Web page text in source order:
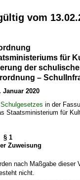
vom
für
der
–
Januar 2020
in der
Staatsministerium für
§ 1
Zuweisung
nach Maßgabe dieser
nicht.